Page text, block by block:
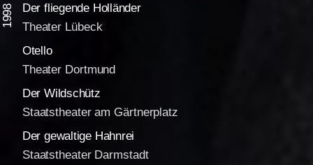
1998
Der fliegende Holländer
Theater Lübeck
Otello
Theater Dortmund
Der Wildschütz
Staatstheater am Gärtnerplatz
Der gewaltige Hahnrei
Staatstheater Darmstadt